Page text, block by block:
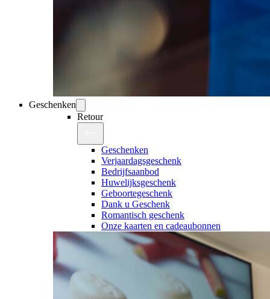
Geschenken
Retour
Geschenken
Verjaardagsgeschenk
Bedrijfsaanbod
Huwelijksgeschenk
Geboortegeschenk
Dank u Geschenk
Romantisch geschenk
Onze kaarten en cadeaubonnen